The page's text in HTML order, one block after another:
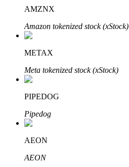
Até 65% de comissões!
AMZNX
Amazon tokenized stock (xStock)
METAX
Meta tokenized stock (xStock)
PIPEDOG
Pipedog
AEON
AEON